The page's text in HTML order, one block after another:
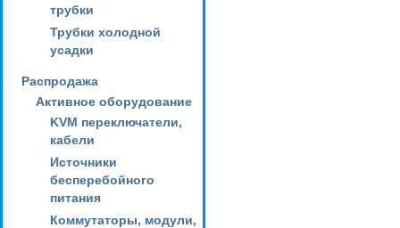
трубки
Трубки холодной
усадки
Распродажа
Активное оборудование
KVM переключатели,
кабели
Источники
бесперебойного
питания
Коммутаторы, модули,